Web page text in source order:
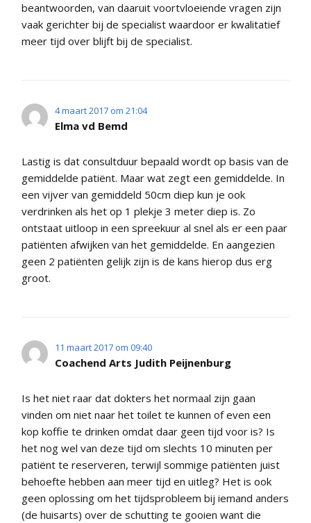
beantwoorden, van daaruit voortvloeiende vragen zijn
vaak gerichter bij de specialist waardoor er kwalitatief
meer tijd over blijft bij de specialist.
4 maart 2017 om 21:04
Elma vd Bemd
Lastig is dat consultduur bepaald wordt op basis van de
gemiddelde patiënt. Maar wat zegt een gemiddelde. In
een vijver van gemiddeld 50cm diep kun je ook
verdrinken als het op 1 plekje 3 meter diep is. Zo
ontstaat uitloop in een spreekuur al snel als er een paar
patiënten afwijken van het gemiddelde. En aangezien
geen 2 patiënten gelijk zijn is de kans hierop dus erg
groot.
11 maart 2017 om 09:40
Coachend Arts Judith Peijnenburg
Is het niet raar dat dokters het normaal zijn gaan
vinden om niet naar het toilet te kunnen of even een
kop koffie te drinken omdat daar geen tijd voor is? Is
het nog wel van deze tijd om slechts 10 minuten per
patiënt te reserveren, terwijl sommige patiënten juist
behoefte hebben aan meer tijd en uitleg? Het is ook
geen oplossing om het tijdsprobleem bij iemand anders
(de huisarts) over de schutting te gooien want die